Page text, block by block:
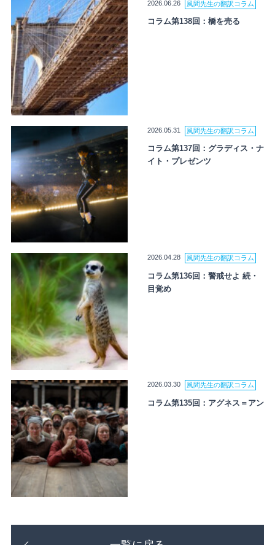
2026.06.26 風間先生の翻訳コラム
コラム第138回：橋を売る
2026.05.31 風間先生の翻訳コラム
コラム第137回：グラディス・ナ
イト・プレゼンツ
2026.04.28 風間先生の翻訳コラム
コラム第136回：警戒せよ 続・
目覚め
2026.03.30 風間先生の翻訳コラム
コラム第135回：アグネス＝アン